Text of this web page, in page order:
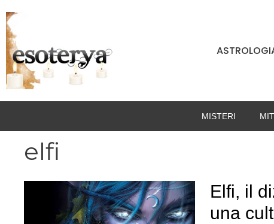
al
contenuto
MISTERI
elfi
Elfi, il
una